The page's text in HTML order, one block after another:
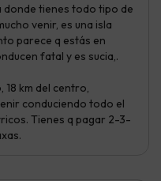
donde tienes todo tipo de
venir, es una isla
parece q estás en
fatal y es sucia,.
18 km del centro,
conduciendo todo el
Tienes q pagar 2-3-